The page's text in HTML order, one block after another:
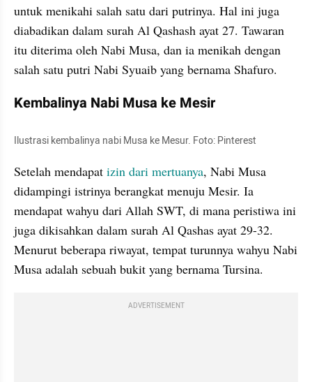
untuk menikahi salah satu dari putrinya. Hal ini juga
diabadikan dalam surah Al Qashash ayat 27. Tawaran
itu diterima oleh Nabi Musa, dan ia menikah dengan
salah satu putri Nabi Syuaib yang bernama Shafuro.
Kembalinya Nabi Musa ke Mesir
Ilustrasi kembalinya nabi Musa ke Mesur. Foto: Pinterest
Setelah mendapat izin dari mertuanya, Nabi Musa
didampingi istrinya berangkat menuju Mesir. Ia
mendapat wahyu dari Allah SWT, di mana peristiwa ini
juga dikisahkan dalam surah Al Qashas ayat 29-32.
Menurut beberapa riwayat, tempat turunnya wahyu Nabi
Musa adalah sebuah bukit yang bernama Tursina.
ADVERTISEMENT